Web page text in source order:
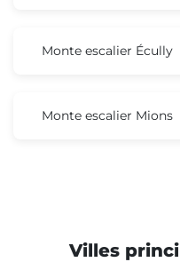
Monte escalier Écully
Monte escalier Mions
Villes